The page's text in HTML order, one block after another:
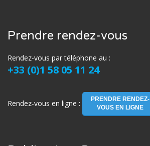
Prendre rendez-vous
Rendez-vous par téléphone au :
+33 (0)1 58 05 11 24
Rendez-vous en ligne :
PRENDRE RENDEZ-
VOUS EN LIGNE